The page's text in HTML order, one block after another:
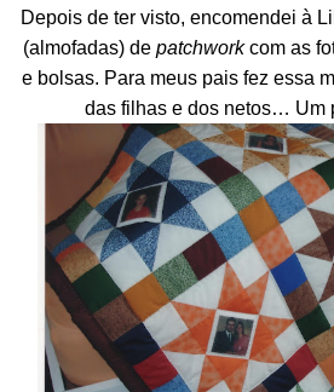
Depois de ter visto, encomendei à
(almofadas) de patchworkcom as
e bolsas. Para meus pais fez essa
das filhas e dos netos… Um